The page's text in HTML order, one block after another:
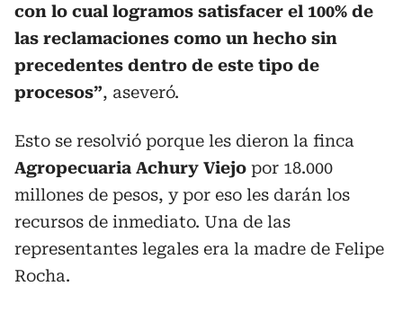
con lo cual logramos satisfacer el 100% de
las reclamaciones como un hecho sin
precedentes dentro de este tipo de
procesos”, aseveró.
Esto se resolvió porque les dieron la finca
Agropecuaria Achury Viejo por 18.000
millones de pesos, y por eso les darán los
recursos de inmediato. Una de las
representantes legales era la madre de Felipe
Rocha.